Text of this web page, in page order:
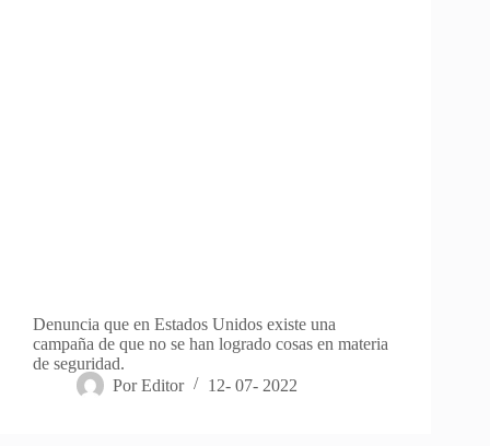
Denuncia que en Estados Unidos existe una
campaña de que no se han logrado cosas en materia
de seguridad.
Por Editor 12- 07- 2022